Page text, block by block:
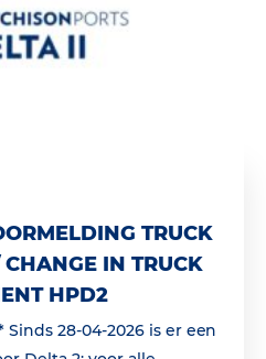
TRUCK
IN TRUCK
HPD2
28-04-2026 is er een